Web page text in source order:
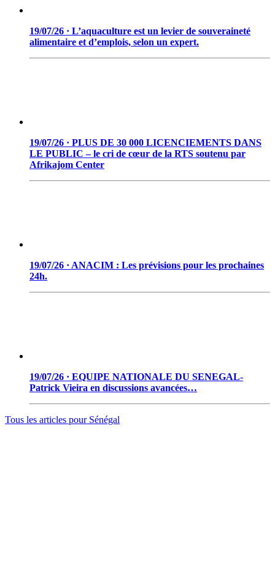
19/07/26 · L’aquaculture est un levier de souveraineté
alimentaire et d’emplois, selon un expert.
19/07/26 · PLUS DE 30 000 LICENCIEMENTS DANS
LE PUBLIC – le cri de cœur de la RTS soutenu par
Afrikajom Center
19/07/26 · ANACIM : Les prévisions pour les prochaines
24h.
19/07/26 · EQUIPE NATIONALE DU SENEGAL-
Patrick Vieira en discussions avancées…
Tous les articles pour Sénégal